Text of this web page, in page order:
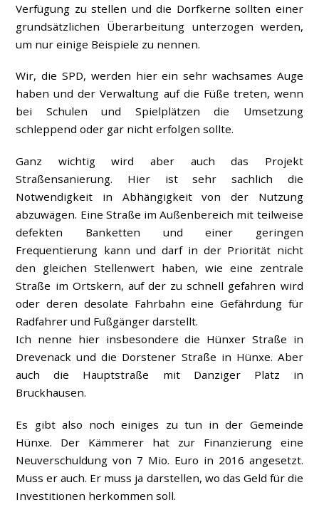
Verfügung zu stellen und die Dorfkerne sollten einer
grundsätzlichen Überarbeitung unterzogen werden,
um nur einige Beispiele zu nennen.
Wir, die SPD, werden hier ein sehr wachsames Auge
haben und der Verwaltung auf die Füße treten, wenn
bei Schulen und Spielplätzen die Umsetzung
schleppend oder gar nicht erfolgen sollte.
Ganz wichtig wird aber auch das Projekt
Straßensanierung. Hier ist sehr sachlich die
Notwendigkeit in Abhängigkeit von der Nutzung
abzuwägen. Eine Straße im Außenbereich mit teilweise
defekten Banketten und einer geringen
Frequentierung kann und darf in der Priorität nicht
den gleichen Stellenwert haben, wie eine zentrale
Straße im Ortskern, auf der zu schnell gefahren wird
oder deren desolate Fahrbahn eine Gefährdung für
Radfahrer und Fußgänger darstellt.
Ich nenne hier insbesondere die Hünxer Straße in
Drevenack und die Dorstener Straße in Hünxe. Aber
auch die Hauptstraße mit Danziger Platz in
Bruckhausen.
Es gibt also noch einiges zu tun in der Gemeinde
Hünxe. Der Kämmerer hat zur Finanzierung eine
Neuverschuldung von 7 Mio. Euro in 2016 angesetzt.
Muss er auch. Er muss ja darstellen, wo das Geld für die
Investitionen herkommen soll.